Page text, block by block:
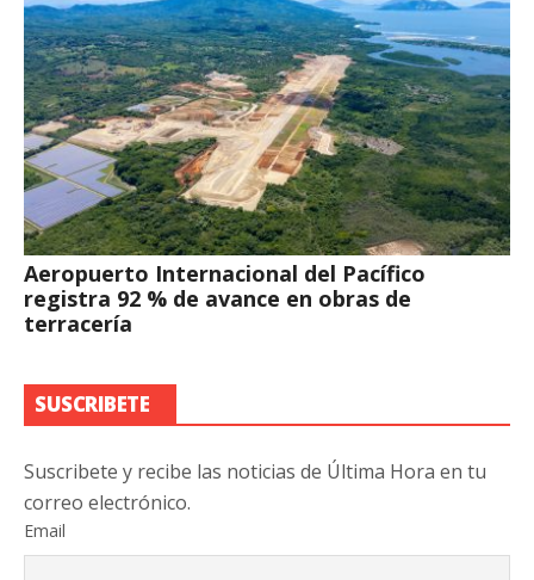
Aeropuerto Internacional del Pacífico
registra 92 % de avance en obras de
terracería
SUSCRIBETE
Suscribete y recibe las noticias de Última Hora en tu
correo electrónico.
Email